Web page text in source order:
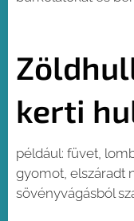
kerti
például: füvet,
gyomot, elszáradt
sövényvágásból